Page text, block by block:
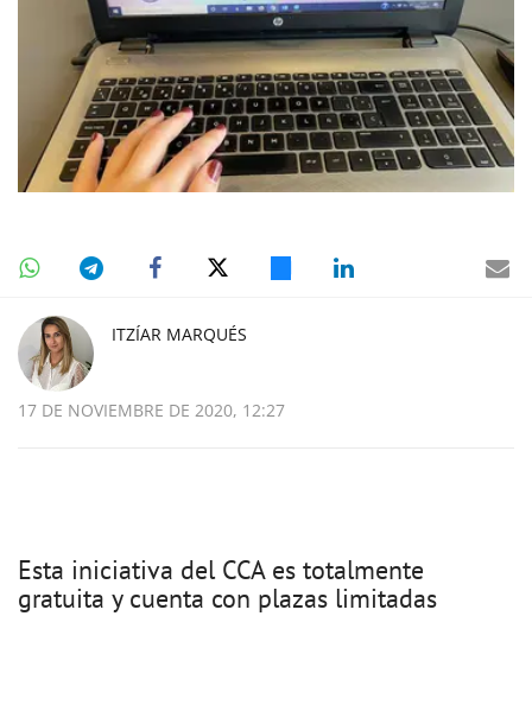
ITZÍAR MARQUÉS
17 DE NOVIEMBRE DE 2020, 12:27
Esta iniciativa del CCA es totalmente
gratuita y cuenta con plazas limitadas